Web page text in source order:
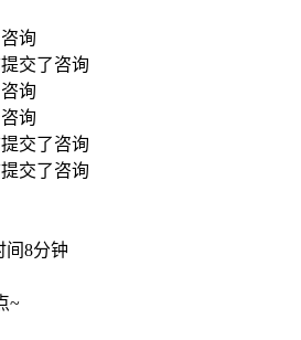
询
交了咨询
询
询
交了咨询
交了咨询
间8分钟
~